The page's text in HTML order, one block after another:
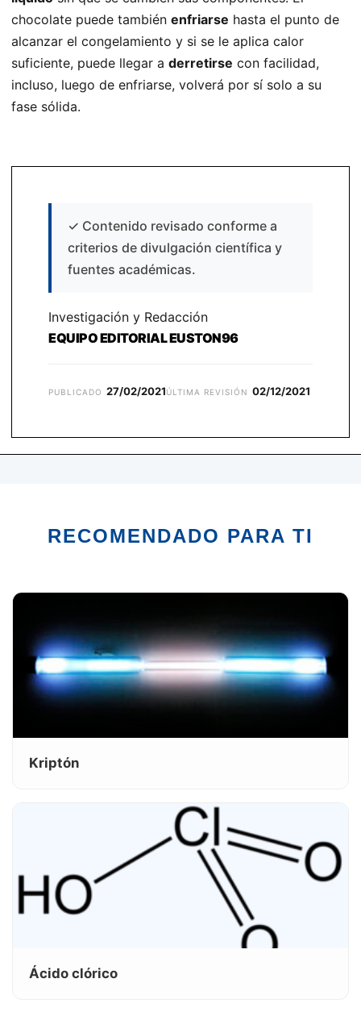
chocolate puede también enfriarse hasta el punto de
alcanzar el congelamiento y si se le aplica calor
suficiente, puede llegar a derretirse con facilidad,
incluso, luego de enfriarse, volverá por sí solo a su
fase sólida.
✓ Contenido revisado conforme a
criterios de divulgación científica y
fuentes académicas.
Investigación y Redacción
EQUIPO EDITORIAL EUSTON96
PUBLICADO 27/02/2021ÚLTIMA REVISIÓN 02/12/2021
RECOMENDADO PARA TI
Kriptón
Ácido clórico